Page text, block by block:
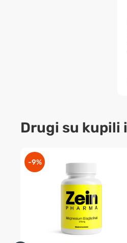
Drugi su kupili i
-9%